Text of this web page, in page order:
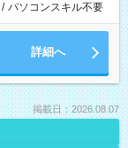
/ パソコンスキル不要
詳細へ
掲載日：2026.08.07